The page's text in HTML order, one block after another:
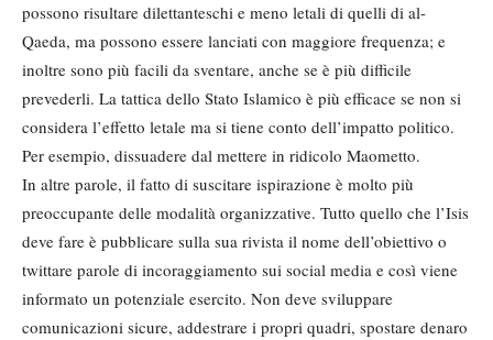
possono risultare dilettanteschi e meno letali di quelli di al-
Qaeda, ma possono essere lanciati con maggiore frequenza; e
inoltre sono più facili da sventare, anche se è più difficile
prevederli. La tattica dello Stato Islamico è più efficace se non si
considera l’effetto letale ma si tiene conto dell’impatto politico.
Per esempio, dissuadere dal mettere in ridicolo Maometto.
In altre parole, il fatto di suscitare ispirazione è molto più
preoccupante delle modalità organizzative. Tutto quello che l’Isis
deve fare è pubblicare sulla sua rivista il nome dell’obiettivo o
twittare parole di incoraggiamento sui social media e così viene
informato un potenziale esercito. Non deve sviluppare
comunicazioni sicure, addestrare i propri quadri, spostare denaro